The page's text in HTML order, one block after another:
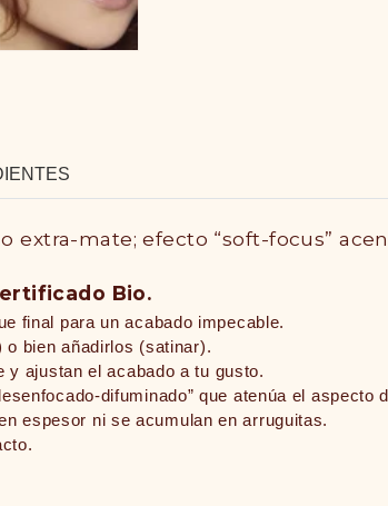
extra-mate; efecto “soft-focus”
Bio.
final para un acabado impecable.
bien añadirlos (satinar).
y ajustan el acabado a tu gusto.
difuminado” que atenúa el aspecto
espesor ni se acumulan en arruguitas.